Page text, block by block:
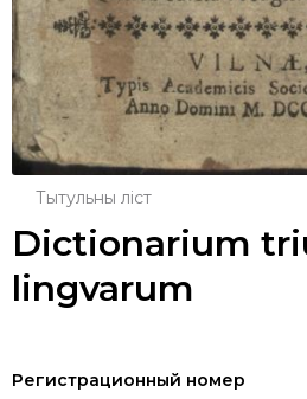
Тытульны ліст
Dictionarium
lingvarum
Регистрационный номер